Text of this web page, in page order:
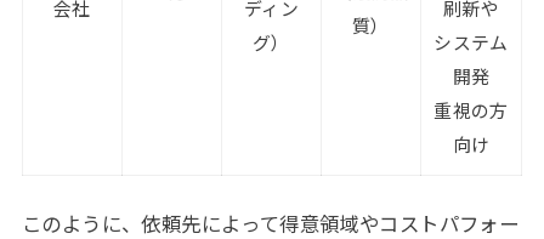
会社
ディン
グ）
質）
刷新や
システム
開発
重視の方
向け
このように、依頼先によって得意領域やコストパフォー